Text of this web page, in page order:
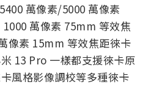
萬像素/5000 萬像素
萬像素 75mm 等效焦
像素 15mm 等效焦距徠卡
13 Pro 一樣都支援徠卡原
風格影像調校等多種徠卡